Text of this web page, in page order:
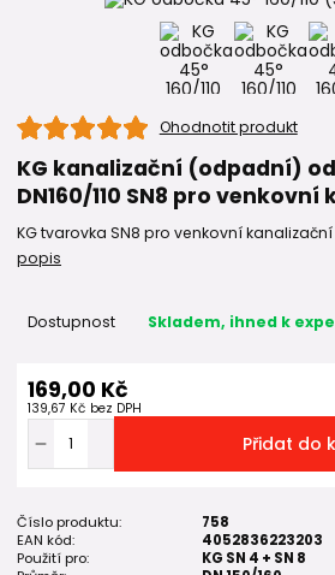
Ohodnotit produkt
KG kanalizační (odpadní)
DN160/110 SN8 pro
KG tvarovka SN8 pro venkovní
popis
Dostupnost Skladem, ihned k
169,00 Kč
139,67 Kč bez DPH
Přidat do
Číslo produktu:
758
EAN kód:
4052836223203
Použití pro:
KG SN 4 + SN 8